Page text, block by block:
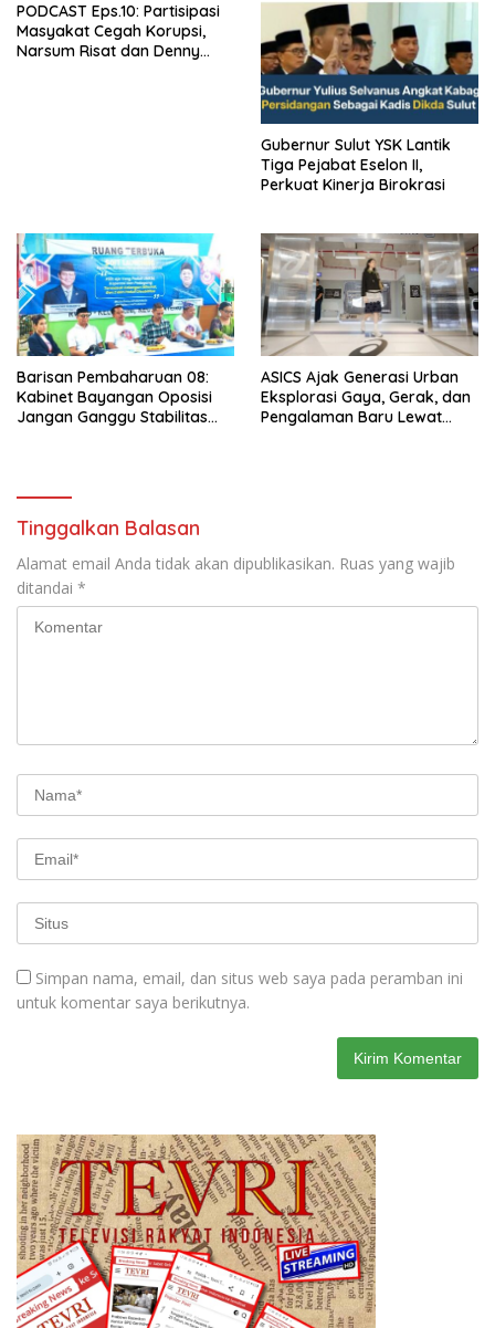
PODCAST Eps.10: Partisipasi
Masyakat Cegah Korupsi,
Narsum Risat dan Denny
Gubernur Sulut YSK Lantik
Tiga Pejabat Eselon II,
Perkuat Kinerja Birokrasi
Barisan Pembaharuan 08:
Kabinet Bayangan Oposisi
Jangan Ganggu Stabilitas
ASICS Ajak Generasi Urban
Eksplorasi Gaya, Gerak, dan
Pengalaman Baru Lewat
Tinggalkan Balasan
Alamat email Anda tidak akan dipublikasikan. Ruas yang wajib
ditandai *
Simpan nama, email, dan situs web saya pada peramban ini
untuk komentar saya berikutnya.